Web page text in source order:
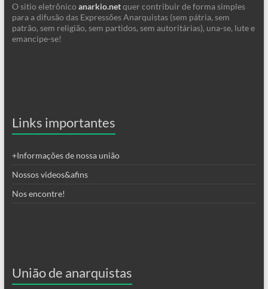
O sitio eletrônico anarkio.netquer contribuir de forma simples
para a difusão das Expressões Anarquistas (sem pátria, sem
patrão, sem religião, sem partidos, sem autoritárias), una-se, lute e
emancipe-se!
Links importantes
+Informações de nossa união
Nossos videos&afins
Nos encontre!
União de anarquistas